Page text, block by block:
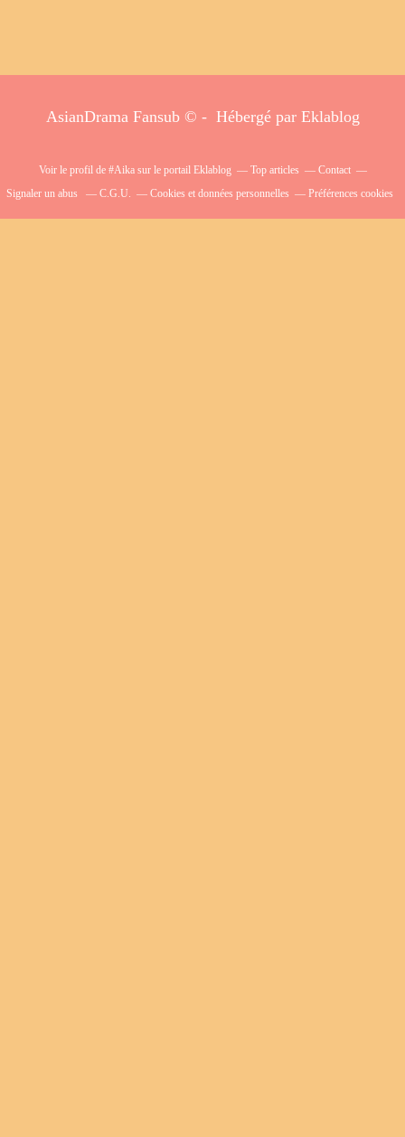
AsianDrama Fansub © - Hébergé par Eklablog
Voir le profil de #Aikasur le portail Eklablog Top articles
Contact
Signaler un abus
C.G.U. Cookies et données personnelles Préférences cookies